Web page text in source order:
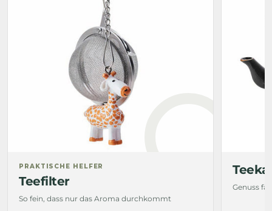
PRAKTISCHE HELFER
Teefilter
So fein, dass nur das Aroma durchkommt
Genuss